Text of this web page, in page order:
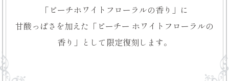
「ピーチホワイト フローラルの香り」に
甘酸っぱさを加えた 「ピーチー ホワイトフローラルの
香り」として限定復刻します。